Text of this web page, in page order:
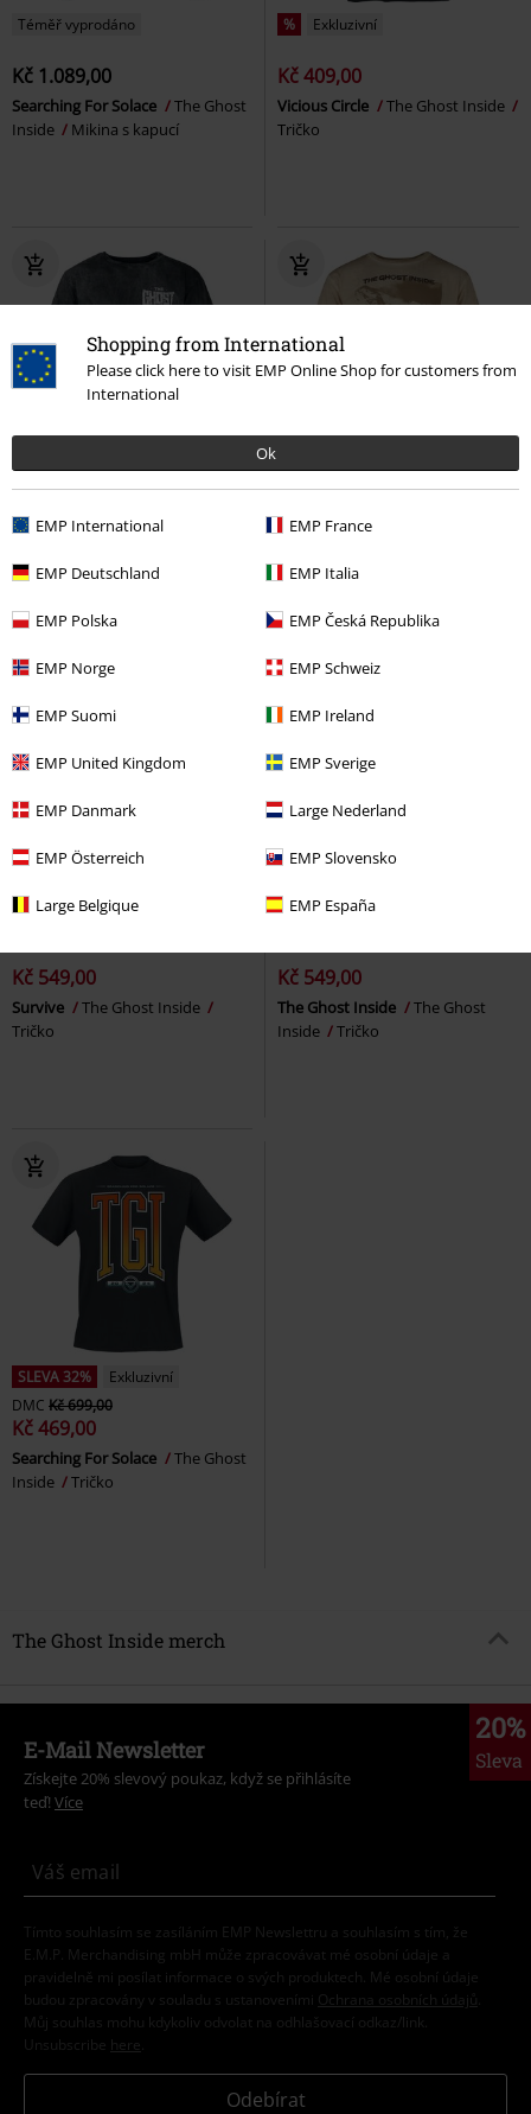
Shopping from International
Please click here to visit EMP Online Shop for customers from
International
Ok
EMP International EMP France
EMP Deutschland EMP Italia
EMP Polska EMP Česká Republika
EMP Norge EMP Schweiz
EMP Suomi EMP Ireland
EMP United Kingdom EMP Sverige
EMP Danmark Large Nederland
EMP Österreich EMP Slovensko
Large Belgique EMP España
Téměř vyprodáno
Kč 1.089,00
Searching For Solace
The Ghost
Inside
Mikina s kapucí
% Exkluzivní
Kč 409,00
Vicious Circle
The Ghost Inside
Tričko
SLEVA 27%
Exkluzivní
Kč 549,00
Tričko
% Exkluzivní
Kč 549,00
Tričko
Kč 549,00
Survive
The Ghost Inside
Tričko
Kč 549,00
The Ghost Inside
The Ghost
Inside
Tričko
SLEVA 32%
Exkluzivní
DMC Kč 699,00
Kč 469,00
Searching For Solace
The Ghost
Inside
Tričko
The Ghost Inside merch
20%
Sleva
E-Mail Newsletter
Získejte 20% slevový poukaz, když se přihlásíte
teď! Více
Tímto souhlasím se zasíláním EMP Newslettru a souhlasím s tím, že
E.M.P. Merchandising mbH může zpracovávat mé osobní údaje a
pravidelně mi posílat informace o svých produktech. Mé osobní údaje
budou zpracovány v souladu s ustanoveními
Ochrana osobních údajů
Můj souhlas mohu kdykoliv odvolat na odhlašovací odkaz/link.
Unsubscribe here
Odebírat